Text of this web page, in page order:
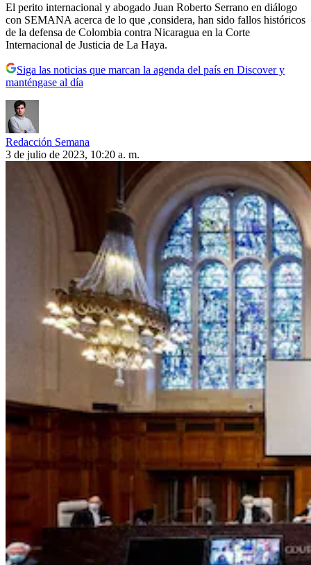
El perito internacional y abogado Juan Roberto Serrano en diálogo
con SEMANA acerca de lo que ,considera, han sido fallos históricos
de la defensa de Colombia contra Nicaragua en la Corte
Internacional de Justicia de La Haya.
Siga las noticias que marcan la agenda del país en Discover y
manténgase al día
Redacción Semana
3 de julio de 2023, 10:20 a. m.